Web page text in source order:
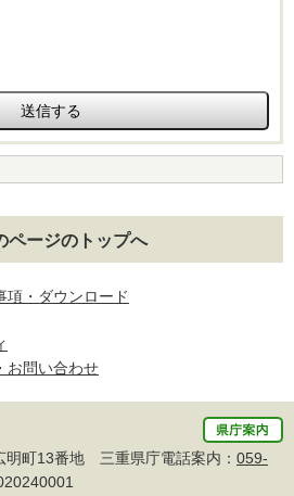
ページのトップへ
項・ダウンロード
お問い合わせ
町13番地 三重県庁電話案内： 059-